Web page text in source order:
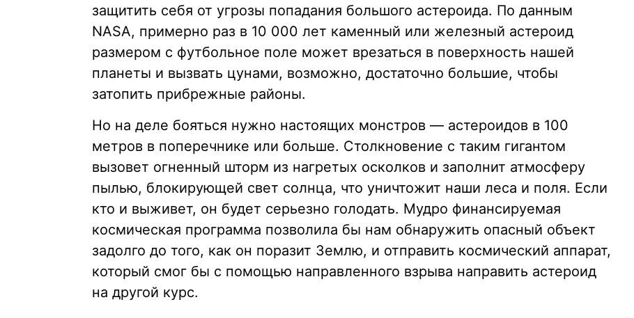
защитить себя от угрозы попадания большого астероида. По данным
NASA, примерно раз в 10 000 лет каменный или железный астероид
размером с футбольное поле может врезаться в поверхность нашей
планеты и вызвать цунами, возможно, достаточно большие, чтобы
затопить прибрежные районы.
Но на деле бояться нужно настоящих монстров — астероидов в 100
метров в поперечнике или больше. Столкновение с таким гигантом
вызовет огненный шторм из нагретых осколков и заполнит атмосферу
пылью, блокирующей свет солнца, что уничтожит наши леса и поля. Если
кто и выживет, он будет серьезно голодать. Мудро финансируемая
космическая программа позволила бы нам обнаружить опасный объект
задолго до того, как он поразит Землю, и отправить космический аппарат,
который смог бы с помощью направленного взрыва направить астероид
на другой курс.